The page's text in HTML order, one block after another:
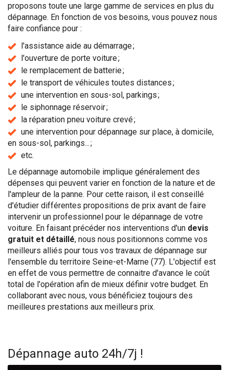
proposons toute une large gamme de services en plus du
dépannage. En fonction de vos besoins, vous pouvez nous
faire confiance pour :
l'assistance aide au démarrage ;
l'ouverture de porte voiture ;
le remplacement de batterie ;
le transport de véhicules toutes distances ;
une intervention en sous-sol, parkings ;
le siphonnage réservoir ;
la réparation pneu voiture crevé ;
une intervention pour dépannage sur place, à domicile,
en sous-sol, parkings... ;
etc.
Le dépannage automobile implique généralement des
dépenses qui peuvent varier en fonction de la nature et de
l'ampleur de la panne. Pour cette raison, il est conseillé
d'étudier différentes propositions de prix avant de faire
intervenir un professionnel pour le dépannage de votre
voiture. En faisant précéder nos interventions d'un devis
gratuit et détaillé, nous nous positionnons comme vos
meilleurs alliés pour tous vos travaux de dépannage sur
l'ensemble du territoire Seine-et-Marne (77). L'objectif est
en effet de vous permettre de connaitre d'avance le coût
total de l'opération afin de mieux définir votre budget. En
collaborant avec nous, vous bénéficiez toujours des
meilleures prestations aux meilleurs prix.
Dépannage auto 24h/7j !